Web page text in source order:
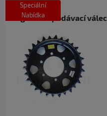
Agresivní podávací
Speciální
Nabídka